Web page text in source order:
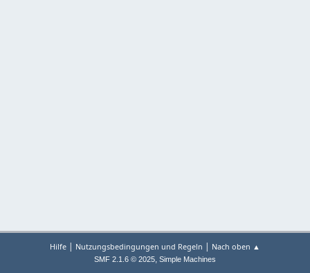
Hilfe | Nutzungsbedingungen und Regeln | Nach oben ▲
SMF 2.1.6 © 2025, Simple Machines